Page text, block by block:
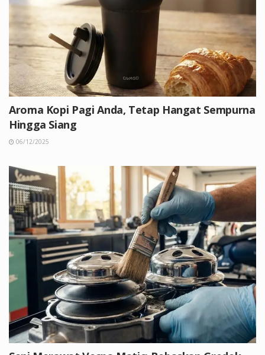
Aroma Kopi Pagi Anda, Tetap Hangat Sempurna
Hingga Siang
06/12/2025